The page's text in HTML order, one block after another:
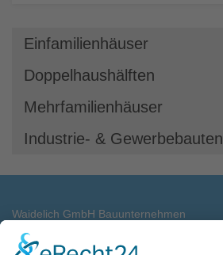
Einfamilienhäuser
Doppelhaushälften
Mehrfamilienhäuser
Industrie- & Gewerbebauten
Waidelich GmbH Bauunternehmen
71263 Weil der Stadt